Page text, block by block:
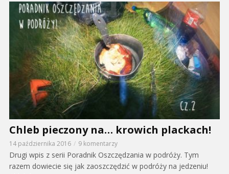
Chleb pieczony na… krowich plackach!
14 października 2016 9 komentarzy
Drugi wpis z serii Poradnik Oszczędzania w podróży. Tym
razem dowiecie się jak zaoszczędzić w podróży na jedzeniu!